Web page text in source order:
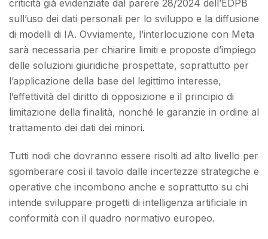
criticità già evidenziate dal parere 28/2024 dell’EDPB
sull’uso dei dati personali per lo sviluppo e la diffusione
di modelli di IA. Ovviamente, l’interlocuzione con Meta
sarà necessaria per chiarire limiti e proposte d’impiego
delle soluzioni giuridiche prospettate, soprattutto per
l’applicazione della base del legittimo interesse,
l’effettività del diritto di opposizione e il principio di
limitazione della finalità, nonché le garanzie in ordine al
trattamento dei dati dei minori.
Tutti nodi che dovranno essere risolti ad alto livello per
sgomberare così il tavolo dalle incertezze strategiche e
operative che incombono anche e soprattutto su chi
intende sviluppare progetti di intelligenza artificiale in
conformità con il quadro normativo europeo.